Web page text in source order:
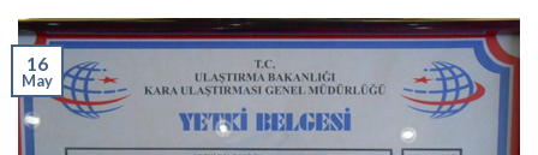
16
May